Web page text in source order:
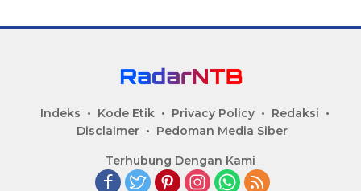
Indeks Kode Etik Privacy Policy
Redaksi
Disclaimer
Pedoman Media Siber
Terhubung Dengan Kami